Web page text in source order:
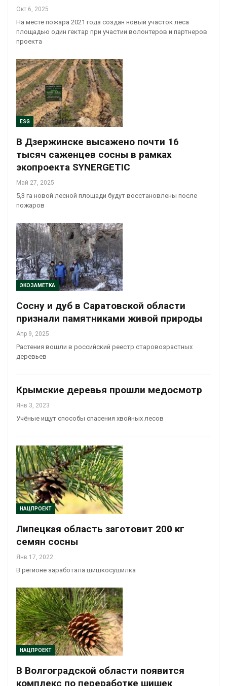
Окт 6, 2025
На месте пожара 2021 года создан новый участок леса
площадью один гектар при участии волонтеров и партнеров
проекта
ESG
В Дзержинске высажено почти 16
тысяч саженцев сосны в рамках
экопроекта SYNERGETIC
Май 27, 2025
5,3 га новой лесной площади будут восстановлены после
пожаров
ЭКОЗАМЕТКА
Сосну и дуб в Саратовской области
признали памятниками живой природы
Апр 9, 2025
Растения вошли в российский реестр старовозрастных
деревьев
Крымские деревья прошли медосмотр
Янв 3, 2023
Учёные ищут способы спасения хвойных лесов
НАЦПРОЕКТ
Липецкая область заготовит 200 кг
семян сосны
Янв 17, 2022
В регионе заработала шишкосушилка
НАЦПРОЕКТ
В Волгоградской области появится
комплекс по переработке шишек